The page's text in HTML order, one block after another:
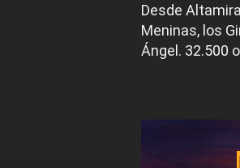
Desde
Meninas, los
Ángel. 32.500